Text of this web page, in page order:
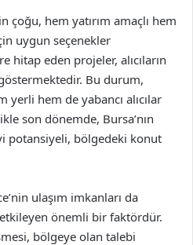
hem yatırım amaçlı hem
uygun seçenekler
hitap eden projeler, alıcıların
Bu durum,
yerli hem de yabancı alıcılar
son dönemde, Bursa’nın
potansiyeli, bölgedeki konut
ulaşım imkanları da
önemli bir faktördür.
bölgeye olan talebi